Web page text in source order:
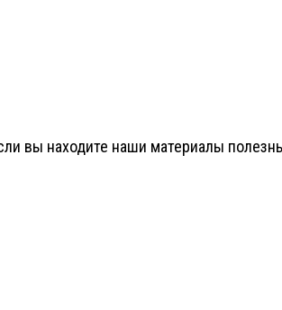
находите наши материалы